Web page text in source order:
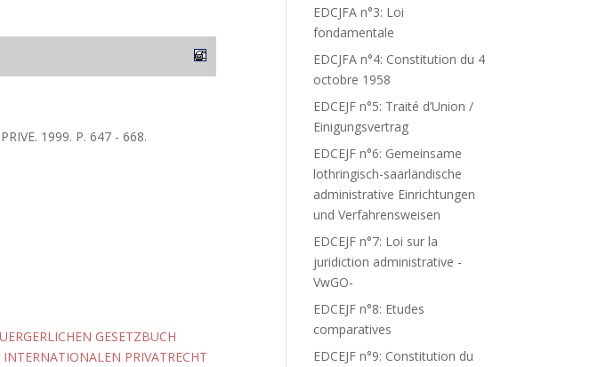
1999. P. 647 - 668.
GESETZBUCH
PRIVATRECHT
EDCJFA n°3: Loi
fondamentale
EDCJFA n°4: Constitution du 4
octobre 1958
EDCEJF n°5: Traité d’Union /
Einigungsvertrag
EDCEJF n°6: Gemeinsame
lothringisch-saarländische
administrative Einrichtungen
und Verfahrensweisen
EDCEJF n°7: Loi sur la
juridiction administrative -
VwGO-
EDCEJF n°8: Etudes
comparatives
EDCEJF n°9: Constitution du